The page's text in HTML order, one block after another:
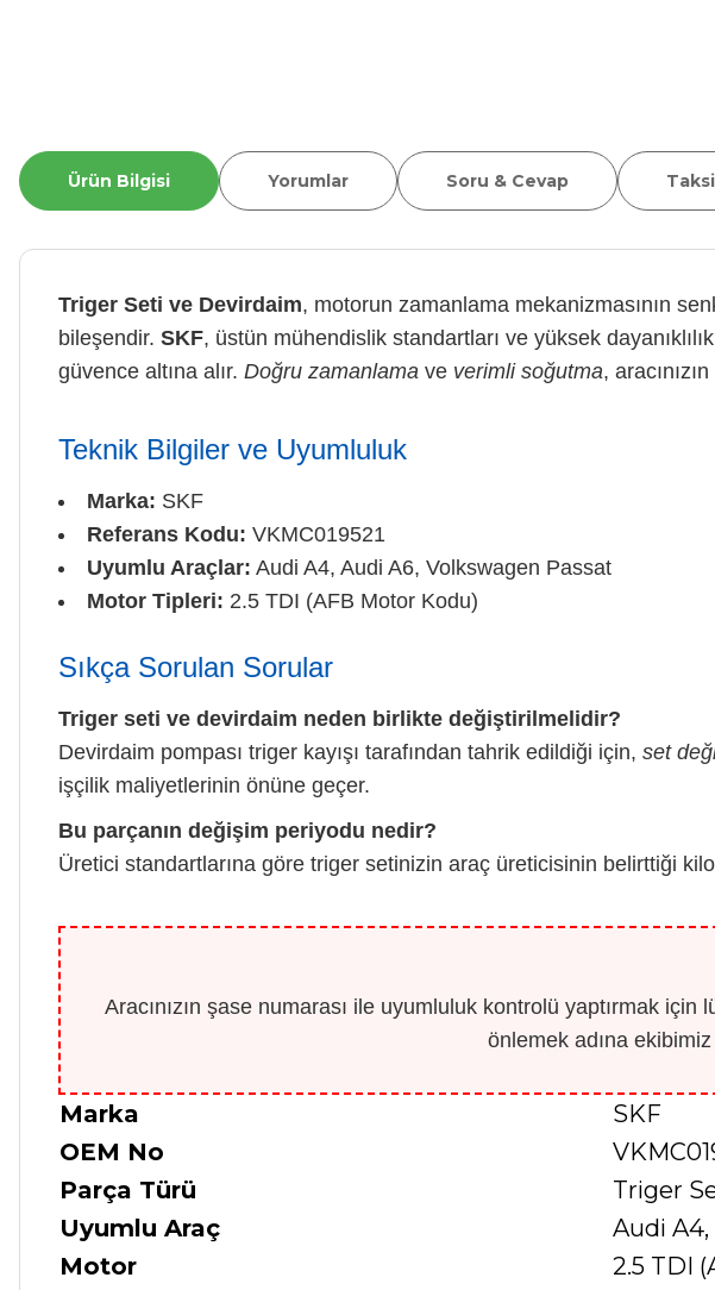
Ürün Bilgisi Yorumlar Soru & Cevap
Triger Seti ve Devirdaim, motorun zamanlama mekanizmasının
bileşendir. SKF, üstün mühendislik standartları ve yüksek
güvence altına alır. Doğru zamanlama ve verimli soğutma,
Teknik Bilgiler ve Uyumluluk
Marka: SKF
Referans Kodu: VKMC019521
Uyumlu Araçlar: Audi A4, Audi A6, Volkswagen Passat
Motor Tipleri: 2.5 TDI (AFB Motor Kodu)
Sıkça Sorulan Sorular
Triger seti ve devirdaim neden birlikte değiştirilmelidir?
Devirdaim pompası triger kayışı tarafından tahrik edildiği için, set
işçilik maliyetlerinin önüne geçer.
Bu parçanın değişim periyodu nedir?
Üretici standartlarına göre triger setinizin araç üreticisinin belirttiği
Aracınızın şase numarası ile uyumluluk kontrolü yaptırmak için
önlemek adına
Marka
SKF
OEM No
Parça Türü
Triger
Uyumlu Araç
Audi A4,
Motor
2.5 TDI